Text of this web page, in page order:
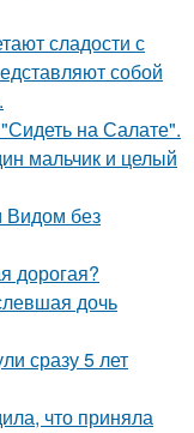
сладости с
собой
на Салате".
мальчик и целый
Видом без
дорогая?
дочь
сразу 5 лет
что приняла